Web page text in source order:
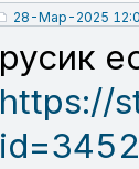
28-Мар-2025
русик
https://